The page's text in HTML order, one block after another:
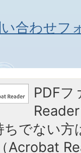
合わせフ
PDFフ
ちでない方
Acrobat